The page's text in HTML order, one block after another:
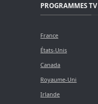
PROGRAMMES TV
France
États-Unis
Canada
Royaume-Uni
Irlande